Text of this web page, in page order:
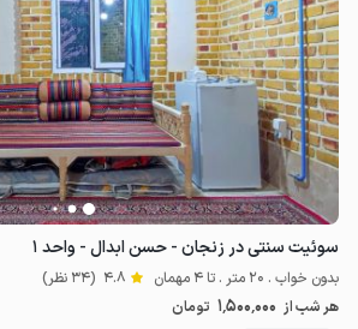
سوئیت سنتی در زنجان - حسن ابدال - واحد ۱
بدون خواب . 20 متر . تا 4 مهمان 4.8 (34 نظر)
هر شب از 1٬500٬000 تومان